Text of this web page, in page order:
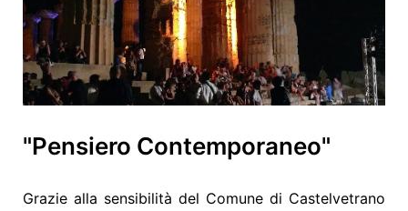
"Pensiero Contemporaneo"
Grazie alla sensibilità del Comune di Castelvetrano